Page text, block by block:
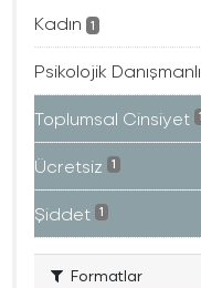
Kadın 1
Psikolojik
Toplumsal Cinsiyet 1
Ücretsiz 1
Şiddet 1
Formatlar